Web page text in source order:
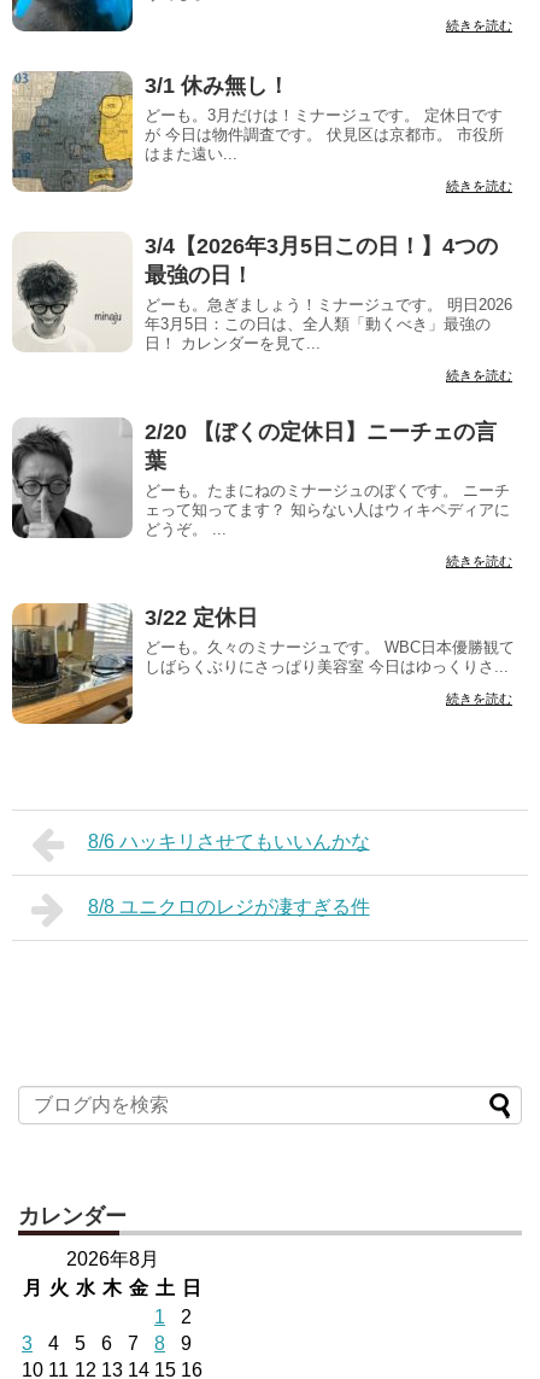
続きを読む
3/1 休み無し！
どーも。3月だけは！ミナージュです。 定休日です
が 今日は物件調査です。 伏見区は京都市。 市役所
はまた遠い...
続きを読む
3/4【2026年3月5日この日！】4つの
最強の日！
どーも。急ぎましょう！ミナージュです。 明日2026
年3月5日：この日は、全人類「動くべき」最強の
日！ カレンダーを見て...
続きを読む
2/20 【ぼくの定休日】ニーチェの言
葉
どーも。たまにねのミナージュのぼくです。 ニーチ
ェって知ってます？ 知らない人はウィキペディアに
どうぞ。 ...
続きを読む
3/22 定休日
どーも。久々のミナージュです。 WBC日本優勝観て
しばらくぶりにさっぱり美容室 今日はゆっくりさ...
続きを読む
8/6 ハッキリさせてもいいんかな
8/8 ユニクロのレジが凄すぎる件
カレンダー
2026年8月
月
火 水 木 金 土 日
1
2
3
4 5 6 7 8
9
10 11 12 13 14 15 16